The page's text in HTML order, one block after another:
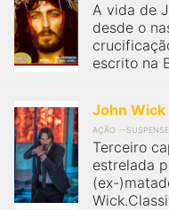
A vida de
desde o
escrito na
John
AÇÃO SUSPENSE
Terceiro
estrelada
(ex-